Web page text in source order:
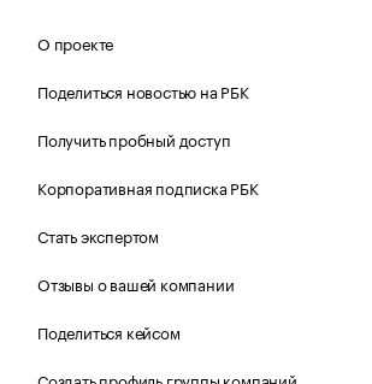
О проекте
Поделиться новостью на РБК
Получить пробный доступ
Корпоративная подписка РБК
Стать экспертом
Отзывы о вашей компании
Поделиться кейсом